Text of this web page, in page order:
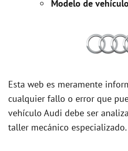
Modelo de
Esta web es meramente
cualquier fallo o error que
vehículo Audi debe ser
taller mecánico especializado.